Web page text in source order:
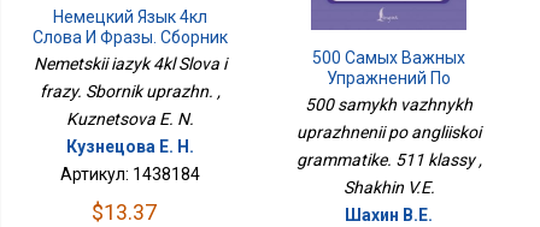
Немецкий Язык 4кл
Слова И Фразы. Сборник
Упражн.
Nemetskii iazyk 4kl Slova i
frazy. Sbornik uprazhn. ,
Kuznetsova E. N.
Кузнецова Е. Н.
Артикул: 1438184
$13.37
500 Самых Важных
Упражнений По
Английской Грамматике.
511 Классы
500 samykh vazhnykh
uprazhnenii po angliiskoi
grammatike. 511 klassy ,
Shakhin V.E.
Шахин В.Е.